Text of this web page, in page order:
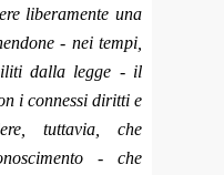
liberamente una
- nei tempi,
dalla legge - il
i connessi diritti e
tuttavia, che
- che